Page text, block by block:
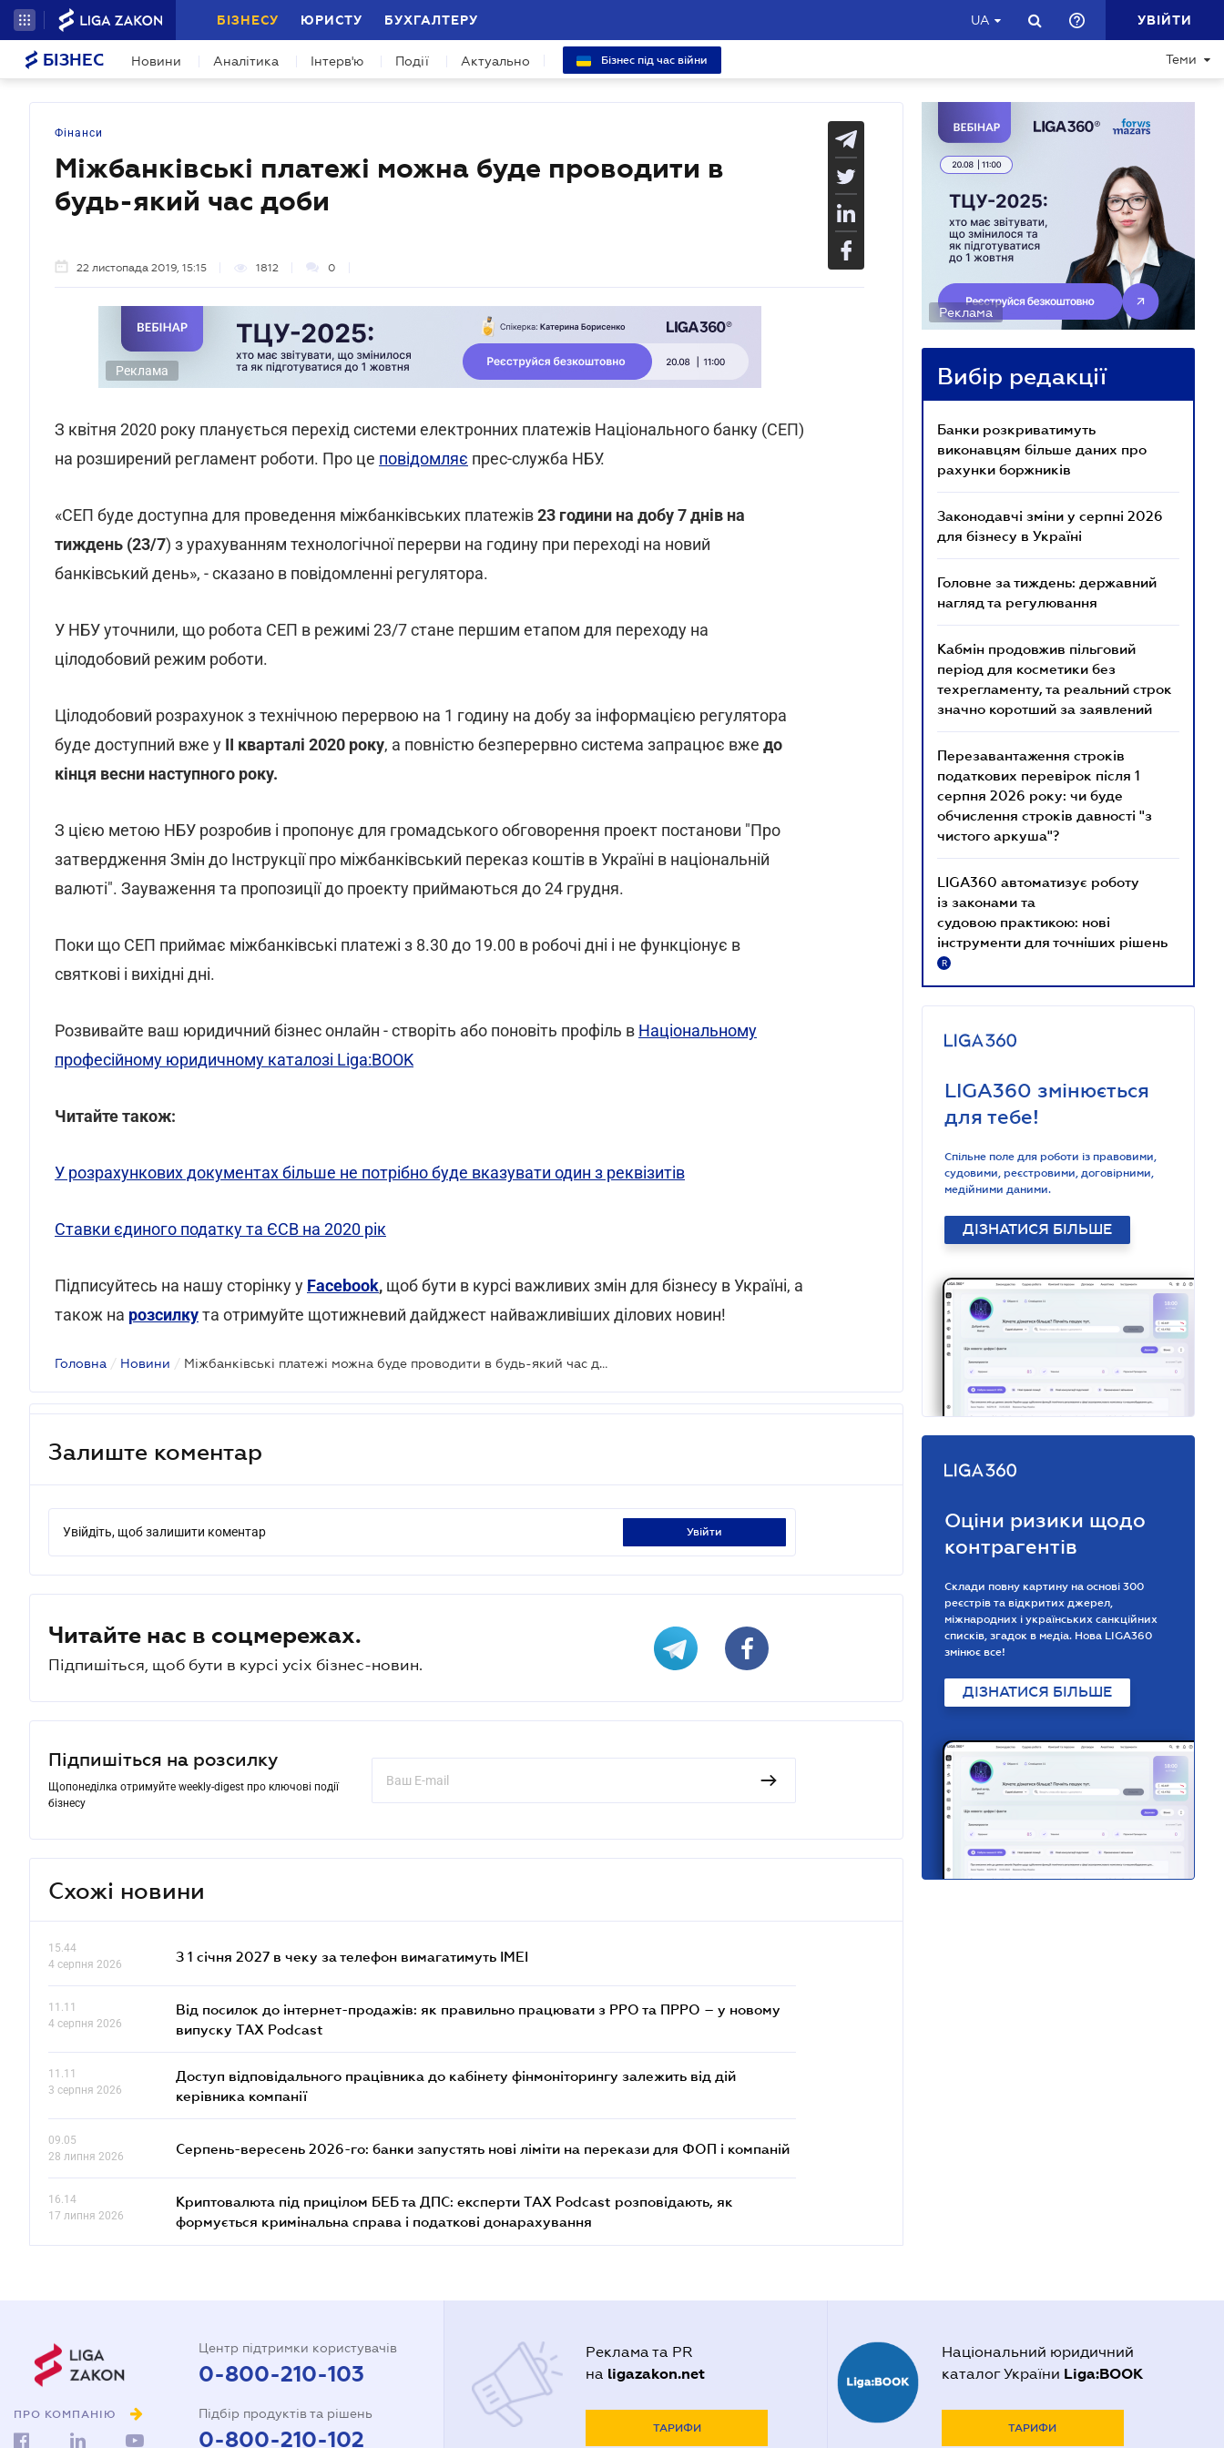
БІЗНЕСУ ЮРИСТУ БУХГАЛТЕРУ UA УВІЙТИ
БІЗНЕС Новини Аналітика Інтерв'ю Події Актуально Бізнес під час війни Теми
Фінанси
Міжбанківські платежі можна буде проводити в
будь-який час доби
22 листопада 2019, 15:15 1812 0
Реклама
З квітня 2020 року планується перехід системи електронних платежів Національного банку (СЕП)
на розширений регламент роботи. Про це повідомляє прес-служба НБУ.
«СЕП буде доступна для проведення міжбанківських платежів23 години на добу 7 днів на
тиждень (23/7) з урахуванням технологічної перерви на годину при переході на новий
банківський день», - сказано в повідомленні регулятора.
У НБУ уточнили, що робота СЕП в режимі 23/7 стане першим етапом для переходу на
цілодобовий режим роботи.
Цілодобовий розрахунок з технічною перервою на 1 годину на добу за інформацією регулятора
буде доступний вже у ІІ кварталі 2020 року, а повністю безперервно система запрацює вже до
кінця весни наступного року.
З цією метою НБУ розробив і пропонує для громадського обговорення проект постанови "Про
затвердження Змін до Інструкції про міжбанківський переказ коштів в Україні в національній
валюті". Зауваження та пропозиції до проекту приймаються до 24 грудня.
Поки що СЕП приймає міжбанківські платежі з 8.30 до 19.00 в робочі дні і не функціонує в
святкові і вихідні дні.
Розвивайте ваш юридичний бізнес онлайн - створіть або поновіть профіль в Національному
професійному юридичному каталозі Liga:BOOK
Читайте також:
У розрахункових документах більше не потрібно буде вказувати один з реквізитів
Ставки єдиного податку та ЄСВ на 2020 рік
Підписуйтесь на нашу сторінку у Facebook, щоб бути в курсі важливих змін для бізнесу в Україні, а
також на розсилкута отримуйте щотижневий дайджест найважливіших ділових новин!
Головна / Новини / Міжбанківські платежі можна буде проводити в будь-який час доби
Залиште коментар
Увійдіть, щоб залишити коментар увійти
Читайте нас в соцмережах.
Підпишіться, щоб бути в курсі усіх бізнес-новин.
Підпишіться на розсилку
Щопонеділка отримуйте weekly-digest про ключові події
бізнесу
Схожі новини
15.44
4 серпня 2026
З 1 січня 2027 в чеку за телефон вимагатимуть IMEI
11.11
4 серпня 2026
Від посилок до інтернет-продажів: як правильно працювати з РРО та ПРРО – у новому
випуску TAX Podcast
11.11
3 серпня 2026
Доступ відповідального працівника до кабінету фінмоніторингу залежить від дій
керівника компанії
09.05
28 липня 2026
Серпень-вересень 2026-го: банки запустять нові ліміти на перекази для ФОП і компаній
16.14
17 липня 2026
Криптовалюта під прицілом БЕБ та ДПС: експерти TAX Podcast розповідають, як
формується кримінальна справа і податкові донарахування
Реклама
Вибір редакції
Банки розкриватимуть
виконавцям більше даних про
рахунки боржників
Законодавчі зміни у серпні 2026
для бізнесу в Україні
Головне за тиждень: державний
нагляд та регулювання
Кабмін продовжив пільговий
період для косметики без
техрегламенту, та реальний строк
значно коротший за заявлений
Перезавантаження строків
податкових перевірок після 1
серпня 2026 року: чи буде
обчислення строків давності "з
чистого аркуша"?
LIGA360 автоматизує роботу
із законами та
судовою практикою: нові
інструменти для точніших рішень
R
LIGA360 змінюється
для тебе!
Спільне поле для роботи із правовими,
судовими, реєстровими, договірними,
медійними даними.
ДІЗНАТИСЯ БІЛЬШЕ
Оціни ризики щодо
контрагентів
Склади повну картину на основі 300
реєстрів та відкритих джерел,
міжнародних і українських санкційних
списків, згадок в медіа. Нова LIGA360
змінює все!
ДІЗНАТИСЯ БІЛЬШЕ
ПРО КОМПАНІЮ
Центр підтримки користувачів
0-800-210-103
Підбір продуктів та рішень
0-800-210-102
Реклама та PR
на ligazakon.net
ТАРИФИ
Національний юридичний
каталог України Liga:BOOK
ТАРИФИ